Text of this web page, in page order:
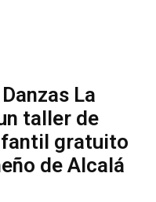
La
taller de
gratuito
de Alcalá